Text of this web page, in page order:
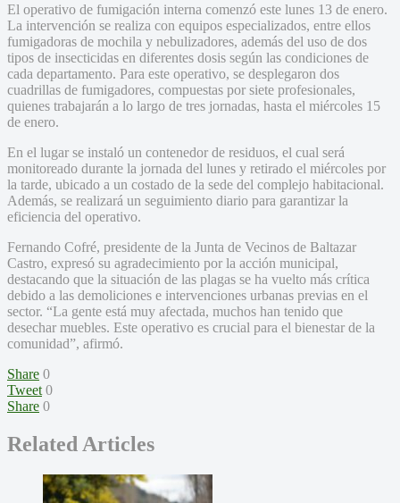
El operativo de fumigación interna comenzó este lunes 13 de enero.
La intervención se realiza con equipos especializados, entre ellos
fumigadoras de mochila y nebulizadores, además del uso de dos
tipos de insecticidas en diferentes dosis según las condiciones de
cada departamento. Para este operativo, se desplegaron dos
cuadrillas de fumigadores, compuestas por siete profesionales,
quienes trabajarán a lo largo de tres jornadas, hasta el miércoles 15
de enero.
En el lugar se instaló un contenedor de residuos, el cual será
monitoreado durante la jornada del lunes y retirado el miércoles por
la tarde, ubicado a un costado de la sede del complejo habitacional.
Además, se realizará un seguimiento diario para garantizar la
eficiencia del operativo.
Fernando Cofré, presidente de la Junta de Vecinos de Baltazar
Castro, expresó su agradecimiento por la acción municipal,
destacando que la situación de las plagas se ha vuelto más crítica
debido a las demoliciones e intervenciones urbanas previas en el
sector. “La gente está muy afectada, muchos han tenido que
desechar muebles. Este operativo es crucial para el bienestar de la
comunidad”, afirmó.
Share 0
Tweet 0
Share 0
Related Articles